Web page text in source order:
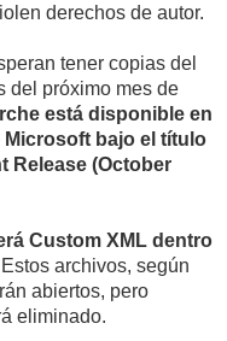
derechos de autor.
tener copias del
del próximo mes de
está disponible en
Microsoft bajo el título
Release (October
Custom XML dentro
Estos archivos, según
abiertos, pero
eliminado.